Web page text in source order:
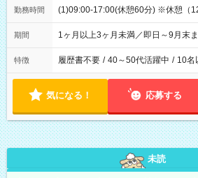
勤務時間 (1)09:00-17:00(休憩60分) ※休憩（
期間 1ヶ月以上3ヶ月未満／即日～9月末
特徴 履歴書不要 / 40～50代活躍中 / 10名
気になる！ 応募する
未読